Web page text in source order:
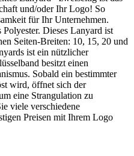
und/oder Ihr Logo! So
für Ihr Unternehmen.
Polyester. Dieses Lanyard ist
Seiten-Breiten: 10, 15, 20 und
ist ein nützlicher
besitzt einen
Sobald ein bestimmter
wird, öffnet sich der
eine Strangulation zu
viele verschiedene
Preisen mit Ihrem Logo